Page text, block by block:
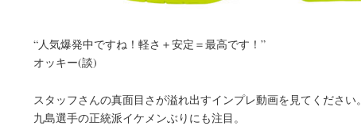
“人気爆発中ですね！軽さ＋安定＝最高です！”
オッキー(談)
スタッフさんの真面目さが溢れ出すインプレ動画を見てください。
九島選手の正統派イケメンぶりにも注目。